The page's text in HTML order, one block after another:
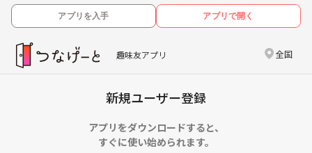
アプリを入手 アプリで開く
趣味友アプリ 全国
新規ユーザー登録
アプリをダウンロードすると、
すぐに使い始められます。